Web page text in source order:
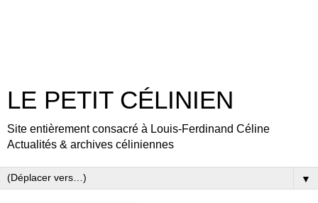
LE PETIT CÉLINIEN
Site entièrement consacré à Louis-Ferdinand Céline
Actualités & archives céliniennes
▼